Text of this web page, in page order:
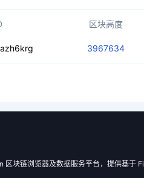
区块高度
3967634
块链浏览器及数据服务平台，提供基于